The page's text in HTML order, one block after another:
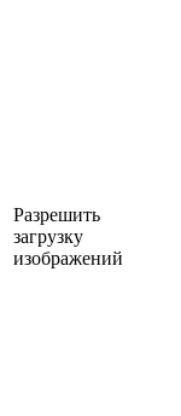
Разрешить
загрузку
изображений